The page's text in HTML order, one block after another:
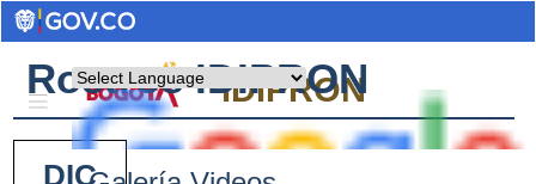
Powered by
IDIPRON
Rostros IDIPRON
DIC